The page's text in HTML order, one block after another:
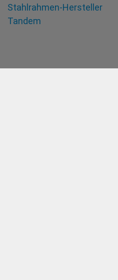
Stahlrahmen-Hersteller
Tandem